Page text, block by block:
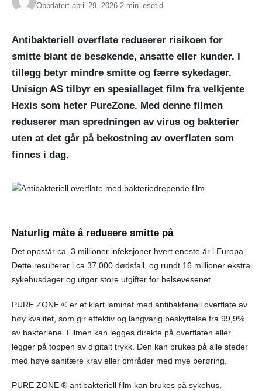
Oppdatert april 29, 2026 2 min lesetid
Antibakteriell overflate reduserer risikoen for
smitte blant de besøkende, ansatte eller kunder. I
tillegg betyr mindre smitte og færre sykedager.
Unisign AS tilbyr en spesiallaget film fra velkjente
Hexis som heter PureZone. Med denne filmen
reduserer man spredningen av virus og bakterier
uten at det går på bekostning av overflaten som
finnes i dag.
Naturlig måte å redusere smitte på
Det oppstår ca. 3 millioner infeksjoner hvert eneste år i Europa.
Dette resulterer i ca 37.000 dødsfall, og rundt 16 millioner ekstra
sykehusdager og utgør store utgifter for helsevesenet.
PURE ZONE ® er et klart laminat med antibakteriell overflate av
høy kvalitet, som gir effektiv og langvarig beskyttelse fra 99,9%
av bakteriene. Filmen kan legges direkte på overflaten eller
legger på toppen av digitalt trykk. Den kan brukes på alle steder
med høye sanitære krav eller områder med mye berøring.
PURE ZONE ® antibakteriell film kan brukes på sykehus,